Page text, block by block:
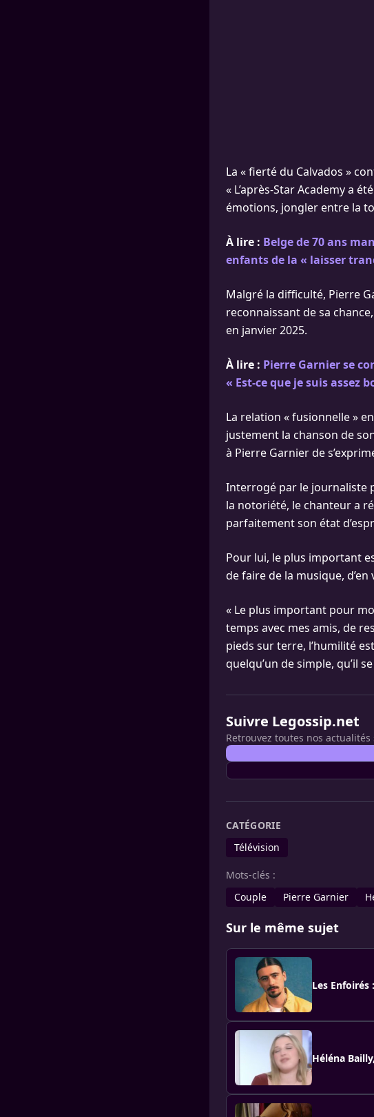
La « fierté du Calvados »
« L’après-Star Academy a
émotions, jongler entre la
À lire : Belge de 70 ans
enfants de la « laisser
Malgré la difficulté, Pierre
reconnaissant de sa
en janvier 2025.
À lire : Pierre Garnier se
« Est-ce que je suis assez
La relation « fusionnelle »
justement la chanson de
à Pierre Garnier de
Interrogé par le journaliste
la notoriété, le chanteur a
parfaitement son état
Pour lui, le plus important
de faire de la musique,
« Le plus important pour
temps avec mes amis, de
pieds sur terre, l’humilité
quelqu’un de simple, qu’il
Suivre Legossip.net
Retrouvez toutes nos actualités
CATÉGORIE
Télévision
Mots-clés :
Couple
Pierre Garnier
Sur le même sujet
Les Enfoirés
Héléna